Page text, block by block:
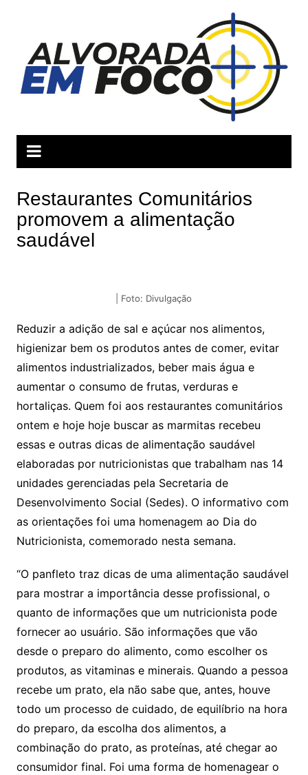
conteúdo
Restaurantes Comunitários
promovem a alimentação
saudável
| Foto: Divulgação
Reduzir a adição de sal e açúcar nos alimentos,
higienizar bem os produtos antes de comer, evitar
alimentos industrializados, beber mais água e
aumentar o consumo de frutas, verduras e
hortaliças. Quem foi aos restaurantes comunitários
ontem e hoje hoje buscar as marmitas recebeu
essas e outras dicas de alimentação saudável
elaboradas por nutricionistas que trabalham nas 14
unidades gerenciadas pela Secretaria de
Desenvolvimento Social (Sedes). O informativo com
as orientações foi uma homenagem ao Dia do
Nutricionista, comemorado nesta semana.
“O panfleto traz dicas de uma alimentação saudável
para mostrar a importância desse profissional, o
quanto de informações que um nutricionista pode
fornecer ao usuário. São informações que vão
desde o preparo do alimento, como escolher os
produtos, as vitaminas e minerais. Quando a pessoa
recebe um prato, ela não sabe que, antes, houve
todo um processo de cuidado, de equilíbrio na hora
do preparo, da escolha dos alimentos, a
combinação do prato, as proteínas, até chegar ao
consumidor final. Foi uma forma de homenagear o